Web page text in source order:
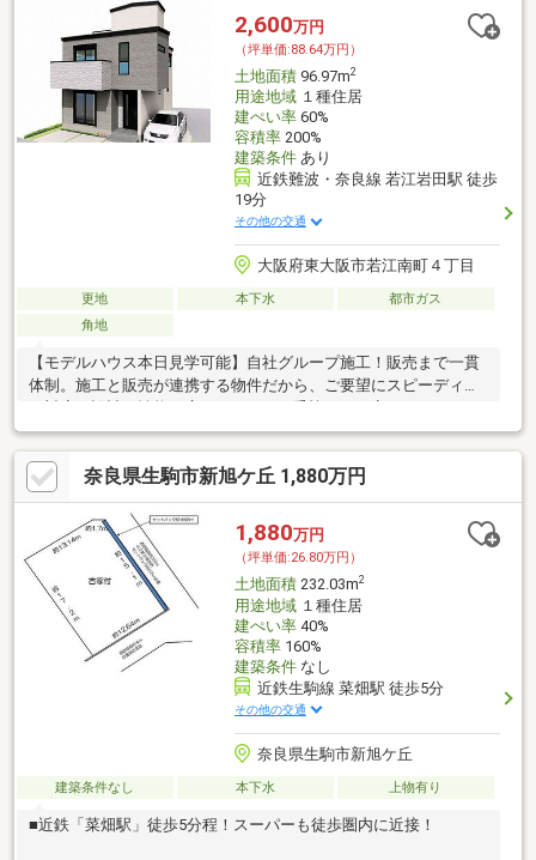
2,600万円
（坪単価:88.64万円）
土地面積96.97m2
用途地域１種住居
建ぺい率60%
容積率200%
建築条件あり
近鉄難波・奈良線 若江岩田駅 徒歩
19分
その他の交通
大阪府東大阪市若江南町４丁目
更地 本下水
都市ガス
角地
【モデルハウス本日見学可能】自社グループ施工！販売まで一貫
体制。施工と販売が連携する物件だから、ご要望にスピーディー
奈良県生駒市新旭ケ丘 1,880万円
1,880万円
（坪単価:26.80万円）
土地面積232.03m2
用途地域１種住居
建ぺい率40%
容積率160%
建築条件なし
近鉄生駒線 菜畑駅 徒歩5分
その他の交通
奈良県生駒市新旭ケ丘
建築条件なし 本下水 上物有り
■近鉄「菜畑駅」徒歩5分程！スーパーも徒歩圏内に近接！